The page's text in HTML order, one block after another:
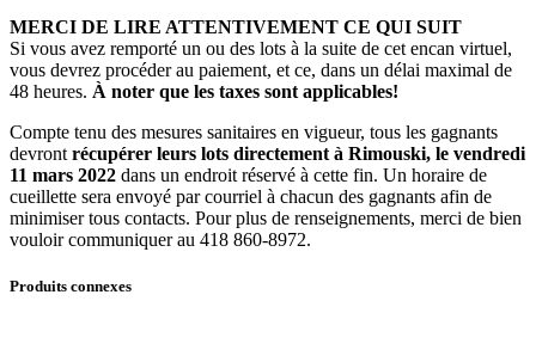
tiroirs
quantité
MERCI DE LIRE ATTENTIVEMENT CE QUI SUIT
Si vous avez remporté un ou des lots à la suite de cet encan virtuel,
vous devrez procéder au paiement, et ce, dans un délai maximal de
48 heures. À noter que les taxes sont applicables!
Compte tenu des mesures sanitaires en vigueur, tous les gagnants
devront récupérer leurs lots directement à Rimouski, le vendredi
11 mars 2022 dans un endroit réservé à cette fin. Un horaire de
cueillette sera envoyé par courriel à chacun des gagnants afin de
minimiser tous contacts. Pour plus de renseignements, merci de bien
vouloir communiquer au 418 860-8972.
Produits connexes